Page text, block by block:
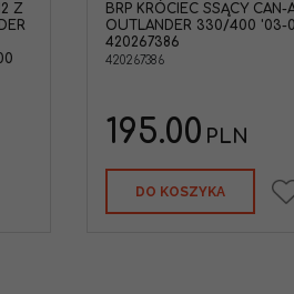
Z
Am
420267386
BRP KRÓCIEC SSĄCY CAN-
OUTLANDER 330/400 '03-
420267386
420267386
195.00 PLN
DO KOSZYKA